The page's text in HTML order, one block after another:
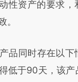
。推荐点击链接
性资产的要求，
。
同时存在以下
低于90天，该